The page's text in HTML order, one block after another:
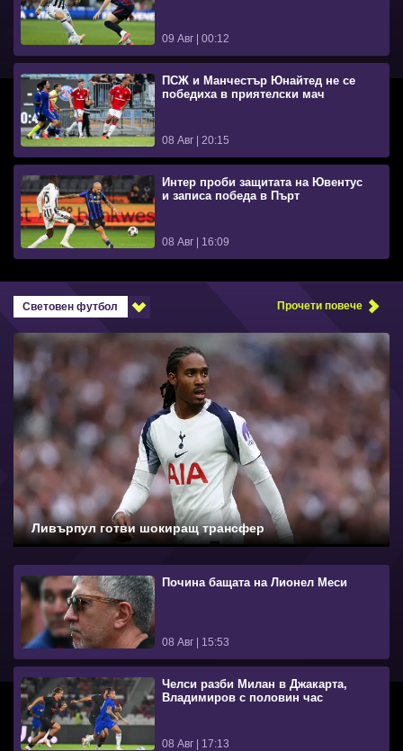
09 Авг | 00:12
ПСЖ и Манчестър Юнайтед не се
победиха в приятелски мач
08 Авг | 20:15
Интер проби защитата на Ювентус
и записа победа в Пърт
08 Авг | 16:09
Световен футбол Прочети повече
Ливърпул готви шокиращ трансфер
Почина бащата на Лионел Меси
08 Авг | 15:53
Челси разби Милан в Джакарта,
Владимиров с половин час
08 Авг | 17:13